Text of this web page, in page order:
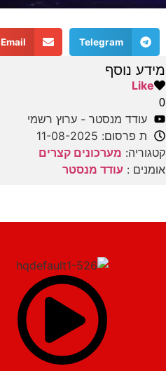
Telegram
Email
מידע נוסף
Like
0
עודד מנסטר - ערוץ רשמי
ת פרסום: 11-08-2025
קטגוריה: מערכונים קצרים
אומנים : עודד מנסטר